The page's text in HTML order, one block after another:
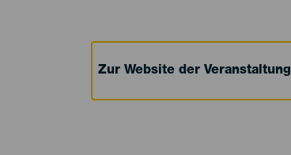
Zur Website der Veranstaltung